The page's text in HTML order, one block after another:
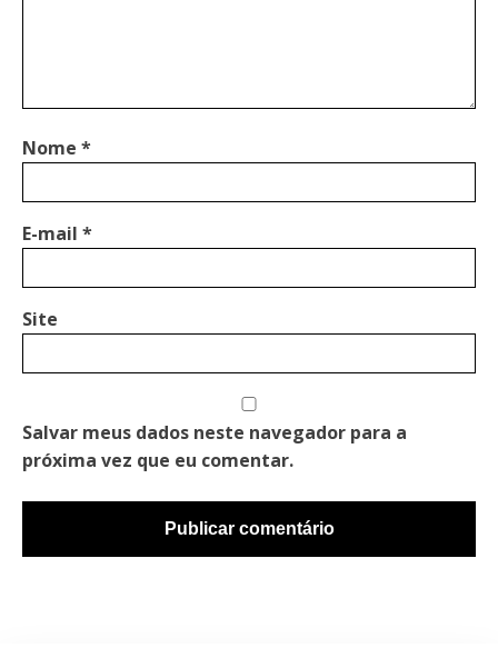
Nome *
E-mail *
Site
Salvar meus dados neste navegador para a
próxima vez que eu comentar.